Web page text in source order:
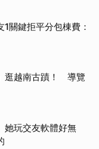
關鍵拒平分包棟費：
逛越南古蹟！ 導覽
玩交友軟體好無